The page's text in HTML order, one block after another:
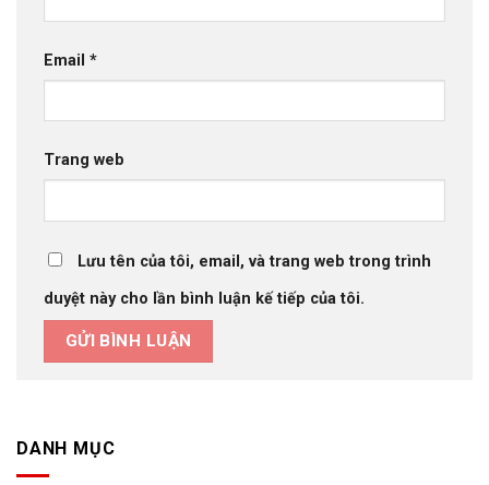
Email *
Trang web
Lưu tên của tôi, email, và trang web trong trình
duyệt này cho lần bình luận kế tiếp của tôi.
DANH MỤC